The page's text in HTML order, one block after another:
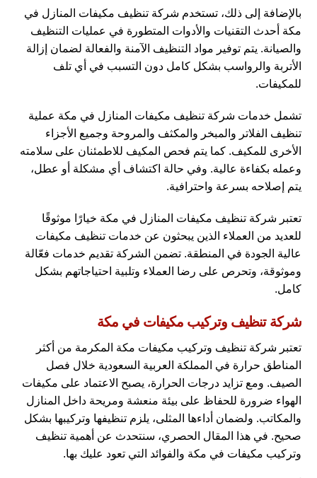
بالإضافة إلى ذلك، تستخدم شركة تنظيف مكيفات المنازل في
مكة أحدث التقنيات والأدوات المتطورة في عمليات التنظيف
والصيانة. يتم توفير مواد التنظيف الآمنة والفعالة لضمان إزالة
الأتربة والرواسب بشكل كامل دون التسبب في أي تلف
للمكيفات.
تشمل خدمات شركة تنظيف مكيفات المنازل في مكة عملية
تنظيف الفلاتر والمبخر والمكثف والمروحة وجميع الأجزاء
الأخرى للمكيف. كما يتم فحص المكيف للاطمئنان على سلامته
وعمله بكفاءة عالية. وفي حالة اكتشاف أي مشكلة أو عطل،
يتم إصلاحه بسرعة واحترافية.
تعتبر شركة تنظيف مكيفات المنازل في مكة خيارًا موثوقًا
للعديد من العملاء الذين يبحثون عن خدمات تنظيف مكيفات
عالية الجودة في المنطقة. تضمن الشركة تقديم خدمات فعّالة
وموثوقة، وتحرص على رضا العملاء وتلبية احتياجاتهم بشكل
كامل.
شركة تنظيف وتركيب مكيفات في مكة
تعتبر شركة تنظيف وتركيب مكيفات مكة المكرمة من أكثر
المناطق حرارة في المملكة العربية السعودية خلال فصل
الصيف. ومع تزايد درجات الحرارة، يصبح الاعتماد على مكيفات
الهواء ضرورة للحفاظ على بيئة منعشة ومريحة داخل المنازل
والمكاتب. ولضمان أداءها المثلى، يلزم تنظيفها وتركيبها بشكل
صحيح. في هذا المقال الحصري، سنتحدث عن أهمية تنظيف
وتركيب مكيفات في مكة والفوائد التي تعود عليك بها.